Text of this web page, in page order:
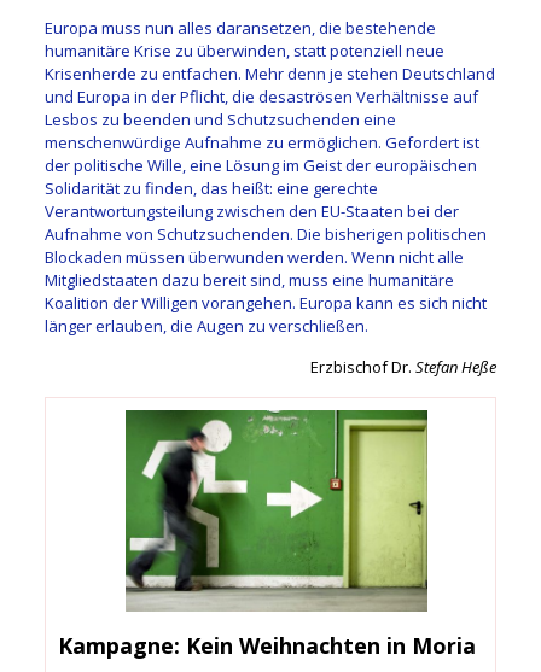
Europa muss nun alles daransetzen, die bestehende
humanitäre Krise zu überwinden, statt potenziell neue
Krisenherde zu entfachen. Mehr denn je stehen Deutschland
und Europa in der Pflicht, die desaströsen Verhältnisse auf
Lesbos zu beenden und Schutzsuchenden eine
menschenwürdige Aufnahme zu ermöglichen. Gefordert ist
der politische Wille, eine Lösung im Geist der europäischen
Solidarität zu finden, das heißt: eine gerechte
Verantwortungsteilung zwischen den EU-Staaten bei der
Aufnahme von Schutzsuchenden. Die bisherigen politischen
Blockaden müssen überwunden werden. Wenn nicht alle
Mitgliedstaaten dazu bereit sind, muss eine humanitäre
Koalition der Willigen vorangehen. Europa kann es sich nicht
länger erlauben, die Augen zu verschließen.
Erzbischof Dr.Stefan Heße
Kampagne: Kein Weihnachten in Moria